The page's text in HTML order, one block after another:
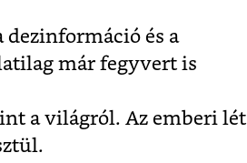
dezinformáció és a
már fegyvert is
a világról. Az emberi lét